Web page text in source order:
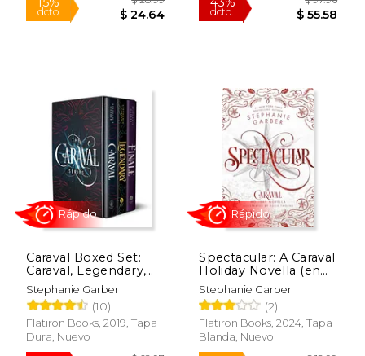
15%
dcto. $ 23.79
15%
dcto.
Caraval Boxed Set:
Caraval, Legendary,
Finale (en Inglés)
Stephanie Garber
(10)
Flatiron Books, 2019, Tapa
Dura, Nuevo
Spectacular: A Caraval
Holiday Novella (en
Inglés)
Stephanie Garber
(2)
Flatiron Books, 2024, Tapa
Blanda, Nuevo